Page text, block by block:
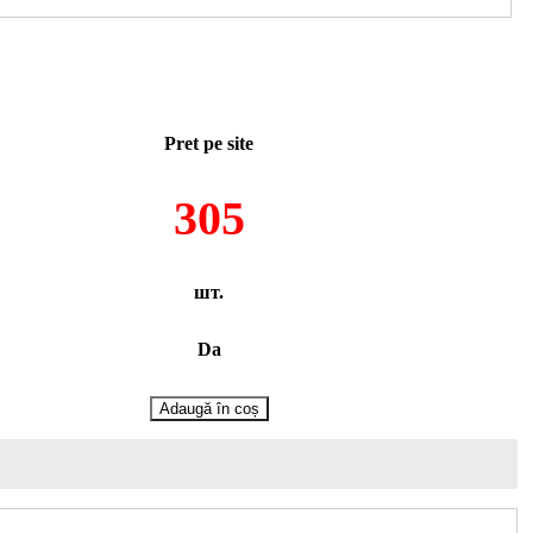
Pret pe site
305
шт.
Da
Cantitate
Sapuniera
861010-
Adaugă în coș